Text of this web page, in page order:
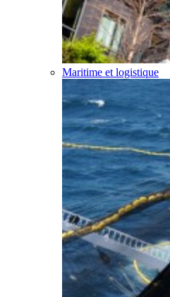
Maritime et logistique